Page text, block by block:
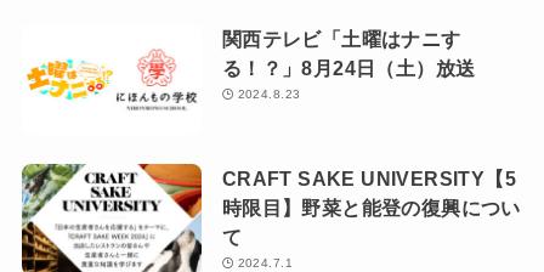
関西テレビ「土曜はナニす
る！？」8月24日（土）放送
2024.8.23
CRAFT SAKE UNIVERSITY【5
時限目】野菜と能登の復興につい
て
2024.7.1